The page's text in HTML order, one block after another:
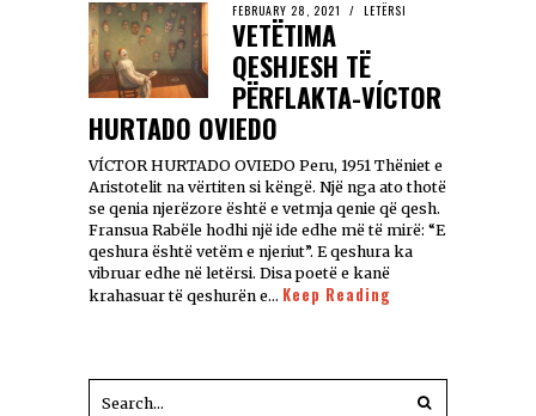
FEBRUARY 28, 2021 LETËRSI
VETËTIMA
QESHJESH TË
PËRFLAKTA-VÍCTOR
HURTADO OVIEDO
VÍCTOR HURTADO OVIEDO Peru, 1951 Thëniet e
Aristotelit na vërtiten si këngë. Një nga ato thotë
se qenia njerëzore është e vetmja qenie që qesh.
Fransua Rabële hodhi një ide edhe më të mirë: “E
qeshura është vetëm e njeriut”. E qeshura ka
vibruar edhe në letërsi. Disa poetë e kanë
krahasuar të qeshurën e… Keep Reading